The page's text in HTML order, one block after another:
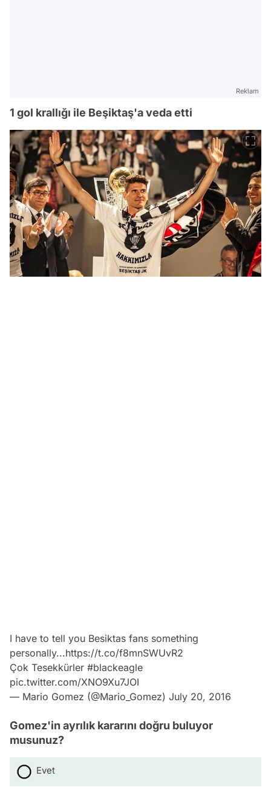
Reklam
1 gol krallığı ile Beşiktaş'a veda etti
I have to tell you Besiktas fans something
personally...https://t.co/f8mnSWUvR2
Çok Tesekkürler #blackeagle
pic.twitter.com/XNO9Xu7JOI
— Mario Gomez (@Mario_Gomez) July 20, 2016
Gomez'in ayrılık kararını doğru buluyor
musunuz?
Evet